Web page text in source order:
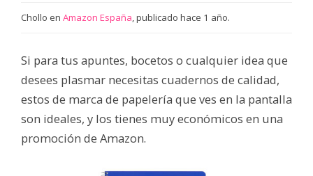
Chollo en Amazon España, publicado hace 1 año.
Si para tus apuntes, bocetos o cualquier idea que
desees plasmar necesitas cuadernos de calidad,
estos de marca de papelería que ves en la pantalla
son ideales, y los tienes muy económicos en una
promoción de Amazon.